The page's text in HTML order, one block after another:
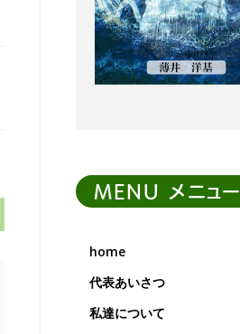
MENU メニュー
home
代表あいさつ
私達について